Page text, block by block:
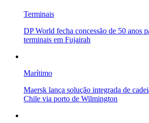
Terminais
DP World fecha concessão de 50 anos
terminais em Fujairah
Marítimo
Maersk lança solução integrada de
Chile via porto de Wilmington